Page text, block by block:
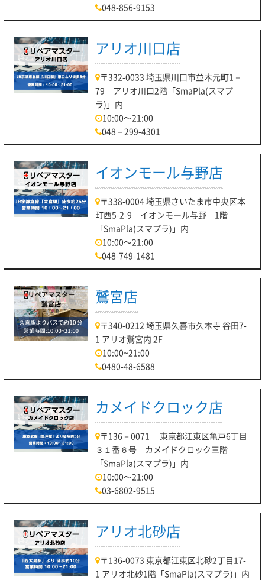
048-856-9153
アリオ川口店
〒332-0033 埼玉県川口市並木元町1－
79 アリオ川口2階「SmaPla(スマプ
ラ)」内
10:00～21:00
048－299-4301
イオンモール与野店
〒338-0004 埼玉県さいたま市中央区本
町西5-2-9 イオンモール与野 1階
「SmaPla(スマプラ)」内
10:00～21:00
048-749-1481
鷲宮店
〒340-0212 埼玉県久喜市久本寺 谷田7-
1 アリオ鷲宮内 2F
10:00~21:00
0480-48-6588
カメイドクロック店
〒136－0071 東京都江東区亀戸6丁目
３１番６号 カメイドクロック三階
「SmaPla(スマプラ)」内
10:00～21:00
03-6802-9515
アリオ北砂店
〒136-0073 東京都江東区北砂2丁目17-
1 アリオ北砂1階「SmaPla(スマプラ)」内